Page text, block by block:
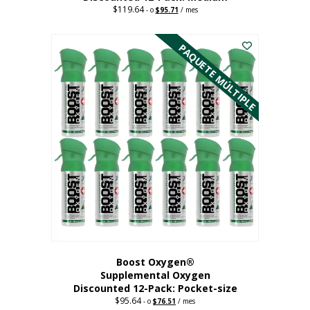
$119.64 -o Precio
$95.71 El
es:
95,71
dólares.
/ mes
tiene
múltiples
variantes.
Las
opciones
pueden
elegir
en
página
del
producto
PAQUETE MÚLTIPLE
Boost Oxygen®
Supplemental Oxygen
Discounted 12-Pack: Pocket-size
$95.64 - o Precio
$76.51 El
/ mes